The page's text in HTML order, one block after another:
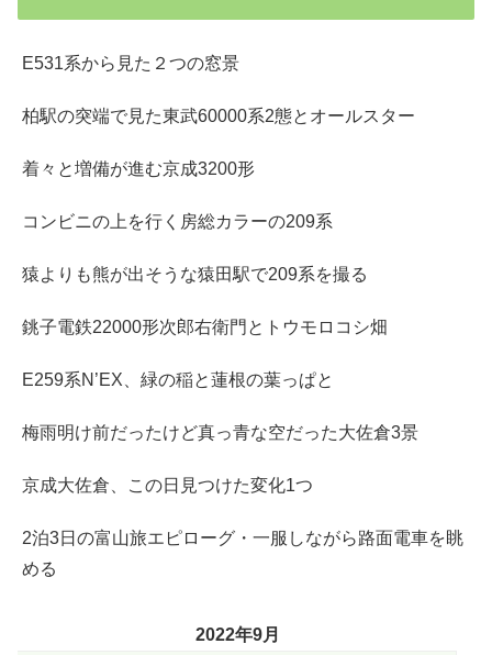
E531系から見た２つの窓景
柏駅の突端で見た東武60000系2態とオールスター
着々と増備が進む京成3200形
コンビニの上を行く房総カラーの209系
猿よりも熊が出そうな猿田駅で209系を撮る
銚子電鉄22000形次郎右衛門とトウモロコシ畑
E259系N’EX、緑の稲と蓮根の葉っぱと
梅雨明け前だったけど真っ青な空だった大佐倉3景
京成大佐倉、この日見つけた変化1つ
2泊3日の富山旅エピローグ・一服しながら路面電車を眺
める
2022年9月